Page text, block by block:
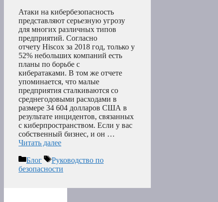
Атаки на кибербезопасность
представляют серьезную угрозу
для многих различных типов
предприятий. Согласно
отчету Hiscox за 2018 год, только у
52% небольших компаний есть
планы по борьбе с
кибератаками. В том же отчете
упоминается, что малые
предприятия сталкиваются со
среднегодовыми расходами в
размере 34 604 долларов США в
результате инцидентов, связанных
с киберпространством. Если у вас
собственный бизнес, и он …
Читать далее
Рубрики
Блог Метки
Руководство по
безопасности